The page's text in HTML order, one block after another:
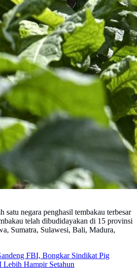
satu negara penghasil tembakau terbesar
telah dibudidayakan di 15 provinsi
Sumatra, Sulawesi, Bali, Madura,
FBI, Bongkar Sindikat Pig
Hampir Setahun